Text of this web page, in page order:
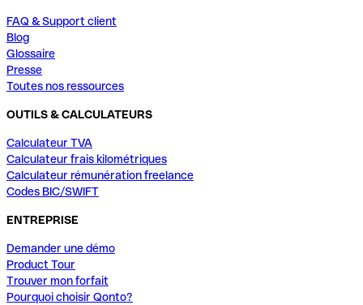
FAQ & Support client
Blog
Glossaire
Presse
Toutes nos ressources
OUTILS & CALCULATEURS
Calculateur TVA
Calculateur frais kilométriques
Calculateur rémunération freelance
Codes BIC/SWIFT
ENTREPRISE
Demander une démo
Product Tour
Trouver mon forfait
Pourquoi choisir Qonto?